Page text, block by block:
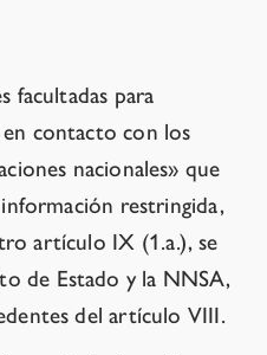
facultadas para
contacto con los
nacionales» que
restringida,
artículo IX (1.a.), se
de Estado y la NNSA,
del artículo VIII.